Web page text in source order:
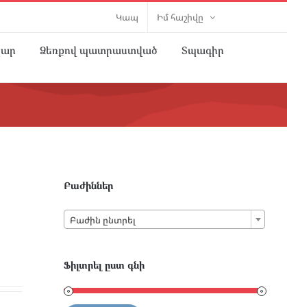
Կապ Իմ հաշիվը
Ձեռքով պատրաստված Տպագիր
Բաժիններ
Բաժին ընտրել
Ֆիլտրել ըստ գնի